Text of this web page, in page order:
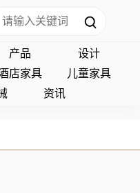
产品
设计
店家具
儿童家具
资讯